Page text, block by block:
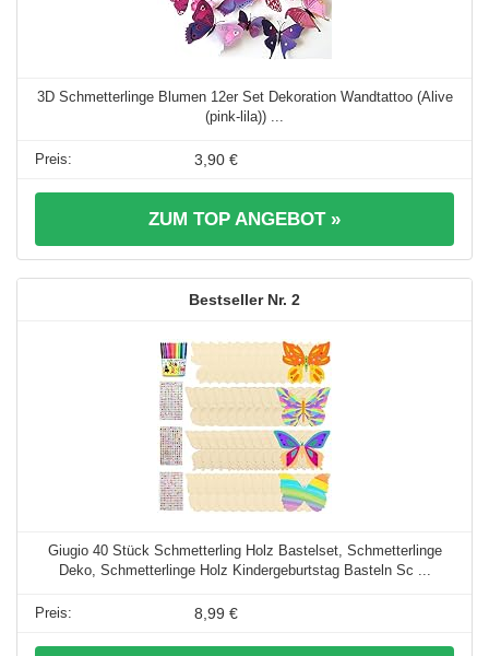
3D Schmetterlinge Blumen 12er Set Dekoration Wandtattoo (Alive
(pink-lila)) ...
3,90 €
ZUM TOP ANGEBOT »
2
Giugio 40 Stück Schmetterling Holz Bastelset, Schmetterlinge
Deko, Schmetterlinge Holz Kindergeburtstag Basteln Sc ...
8,99 €